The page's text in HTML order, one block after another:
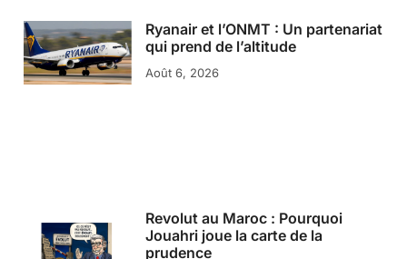
Ryanair et l’ONMT : Un partenariat
qui prend de l’altitude
Août 6, 2026
Revolut au Maroc : Pourquoi
Jouahri joue la carte de la
prudence